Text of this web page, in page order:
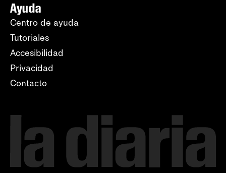
Ayuda
Centro de ayuda
Tutoriales
Accesibilidad
Privacidad
Contacto